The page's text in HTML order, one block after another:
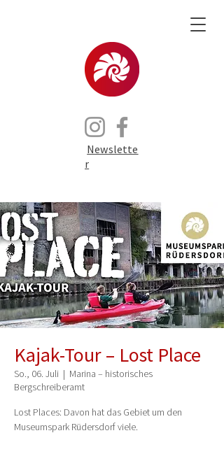
Newslette
r
Kajak-Tour – Lost Place
So., 06. Juli
  |
Marina – historisches
Bergschreiberamt
Lost Places: Davon hat das Gebiet um den
Museumspark Rüdersdorf viele.